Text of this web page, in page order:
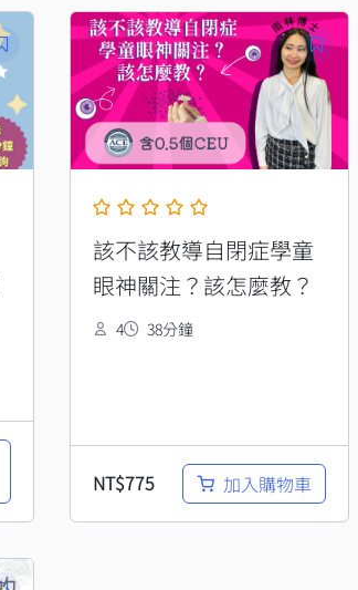
該不該教導自閉症學童
眼神關注？該怎麼教？
4 38分鐘
NT$775 加入購物車